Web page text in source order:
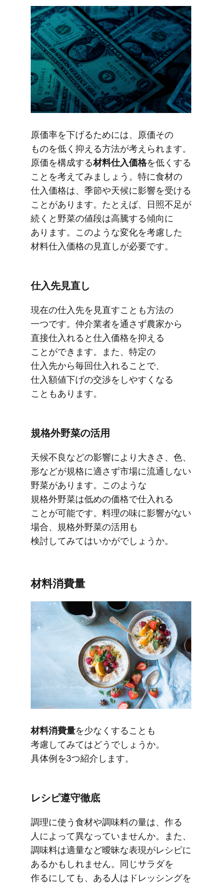
原価率を​下げる​ためには、​原価​その​
ものを​低く​抑える​方​法が​考えられます。​
原価を​構成する​材料仕入価格を​低く​する​
ことを​考えてみましょう。​特に​食材の​
仕入価格は、​季節や​天候に​影響を​受ける​
ことがあります。​たとえば、​日照不足が​
続くと​野菜の​値段は​高騰する​傾向に​
あります。​このような​変化を​考慮した​
材料仕入価格の​見直しが​必要です。
仕入先見直し
現在の​仕入先を​見直すことも​方​法の​
一つです。​仲介業者を​通さず​農家から​
直接仕入れると​仕入価格を​抑える​
ことができます。​また、​特定の​
仕入先から​毎回​仕入れる​ことで、​
仕入額値下げの​交渉を​しやすくなる​
こともあります。
規格外野菜の​活用
天候不良などの​影響に​より​大きさ、​色、​
形などが​規格に​適さず​市場に​流通しない​
野菜が​あります。​このような​
規格外野菜は​低めの​価格で​仕入れる​
ことが​可能です。​料理の​味に​影響が​ない​
場合、​規格外野菜の​活用も​
検討してみては​いかがでしょうか。
材料消費量
材料消費量を​少なく​する​ことも​
考慮してみては​どうでしょうか。​
具体例を​3つ​紹介します。
レシピ遵守徹底
調理に​使う​食材や​調味料の​量は、​作る​
人に​よって​異なっていませんか。​また、​
調味料は​適量など​曖昧な​表現が​レシピに​
あるかもしれません。​同じ​サラダを​
作るにしても、​ある​人は​ドレッシングを​